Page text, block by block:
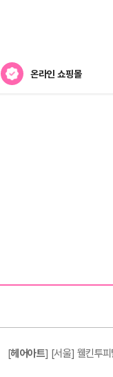
온라인 쇼핑몰
[헤어아트] [서울] 웰킨투피